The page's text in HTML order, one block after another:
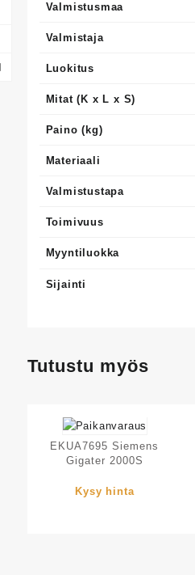
Valmistusmaa
Valmistaja
Luokitus
Mitat (K x L x S)
Paino (kg)
Materiaali
Valmistustapa
Toimivuus
Myyntiluokka
Sijainti
Tutustu myös
EKUA7695 Siemens
Gigater 2000S
Kysy hinta